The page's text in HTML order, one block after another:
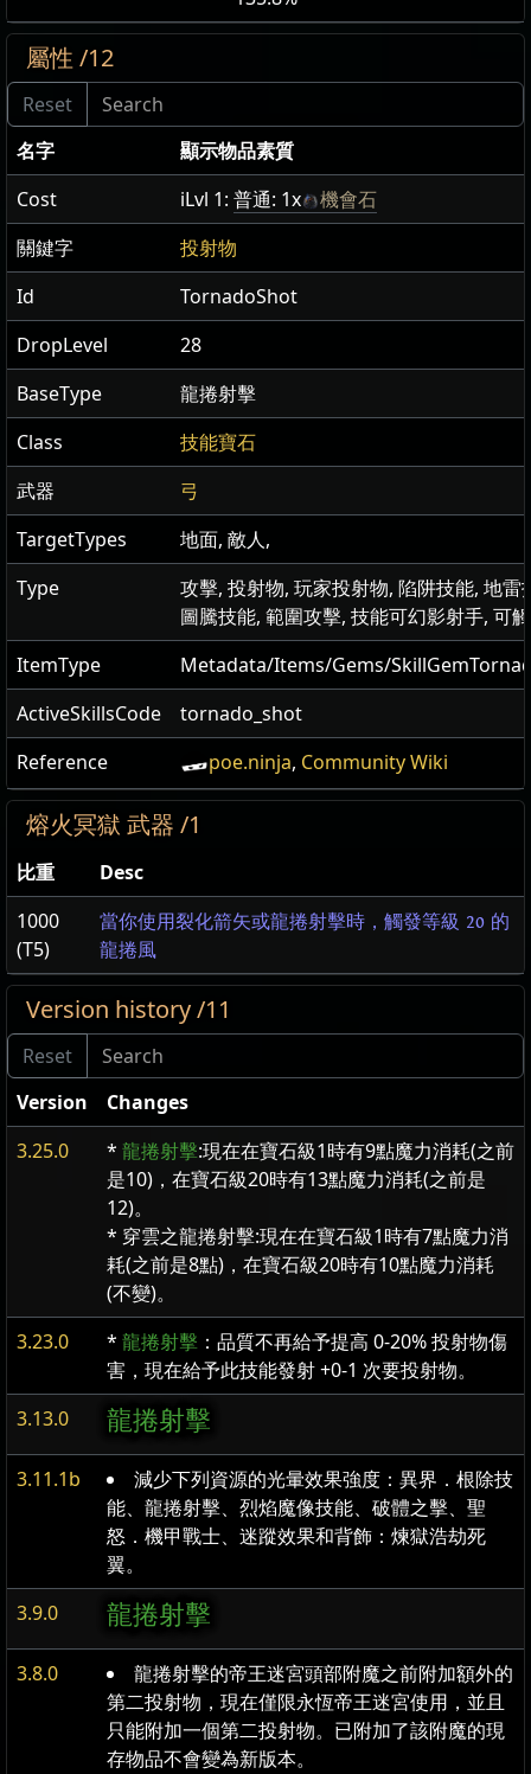
屬性 /12
名字
顯示物品素質
Cost
iLvl 1: 普通: 1x
機會石
關鍵字
投射物
Id
TornadoShot
DropLevel
28
BaseType
龍捲射擊
Class
技能寶石
武器
弓
TargetTypes
地面, 敵人,
Type
攻擊, 投射物, 玩家投射物, 陷阱技能, 地雷
圖騰技能, 範圍攻擊, 技能可幻影射手, 可
ItemType
Metadata/Items/Gems/
ActiveSkillsCode
tornado_shot
Reference
poe.ninja, Community Wiki
熔火冥獄 武器 /1
比重
Desc
1000
(T5)
當你使用裂化箭矢或龍捲射擊時，觸發等級 20 的
龍捲風
Version history /11
Version
Changes
3.25.0
* 龍捲射擊:現在在寶石級1時有9點魔力消耗(之前
是10)，在寶石級20時有13點魔力消耗(之前是
12)。
* 穿雲之龍捲射擊:現在在寶石級1時有7點魔力消
耗(之前是8點)，在寶石級20時有10點魔力消耗
(不變)。
3.23.0
* 龍捲射擊 ：品質不再給予提高 0-20% 投射物傷
害，現在給予此技能發射 +0-1 次要投射物。
3.13.0
龍捲射擊
3.11.1b
減少下列資源的光暈效果強度：異界．根除技
能、龍捲射擊、烈焰魔像技能、破體之擊、聖
怒．機甲戰士、迷蹤效果和背飾：煉獄浩劫死
翼。
3.9.0
龍捲射擊
3.8.0
龍捲射擊的帝王迷宮頭部附魔之前附加額外的
第二投射物，現在僅限永恆帝王迷宮使用，並且
只能附加一個第二投射物。已附加了該附魔的現
存物品不會變為新版本。